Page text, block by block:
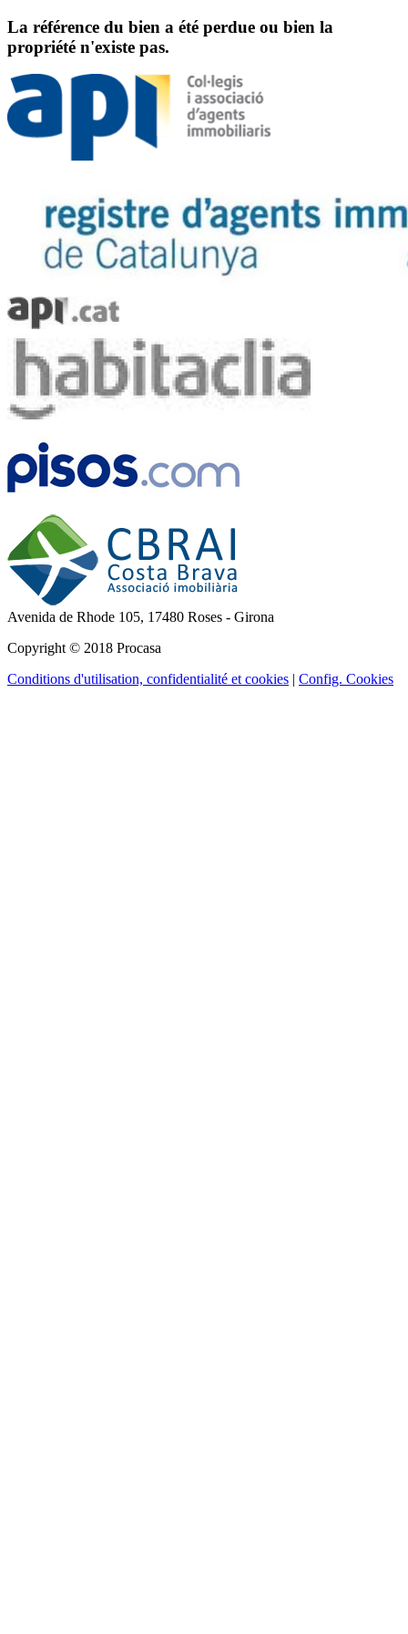
La référence du bien a été perdue ou bien la
propriété n'existe pas.
Avenida de Rhode 105, 17480 Roses - Girona
Copyright © 2018 Procasa
Conditions d'utilisation, confidentialité et cookies | Config. Cookies